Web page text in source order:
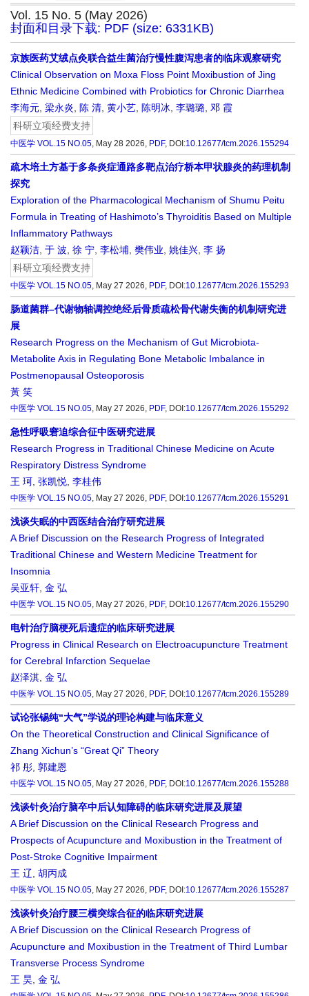
Vol. 15 No. 5 (May 2026)
封面和目录下载: PDF (size: 6331KB)
京族医药艾绒点灸联合益生菌治疗慢性腹泻患者的临床观察研究
Clinical Observation on Moxa Floss Point Moxibustion of Jing
Ethnic Medicine Combined with Probiotics for Chronic Diarrhea
李海元 梁永炎 陈 清 黄小艺 陈明冰 李璐璐 邓 霞
科研立项经费支持
中医学 VOL.15 NO.05, May 28 2026, PDF, DOI:10.12677/tcm.2026.155294
疏木培土方基于多条炎症通路多靶点治疗桥本甲状腺炎的药理机制
探究
Exploration of the Pharmacological Mechanism of Shumu Peitu
Formula in Treating of Hashimoto’s Thyroiditis Based on Multiple
Inflammatory Pathways
赵颖洁 于 波 徐 宁 李松埔 樊伟业 姚佳兴 李 扬
科研立项经费支持
中医学 VOL.15 NO.05, May 27 2026, PDF, DOI:10.12677/tcm.2026.155293
肠道菌群–代谢物轴调控绝经后骨质疏松骨代谢失衡的机制研究进
展
Research Progress on the Mechanism of Gut Microbiota-
Metabolite Axis in Regulating Bone Metabolic Imbalance in
Postmenopausal Osteoporosis
黃 笑
中医学 VOL.15 NO.05, May 27 2026, PDF, DOI:10.12677/tcm.2026.155292
急性呼吸窘迫综合征中医研究进展
Research Progress in Traditional Chinese Medicine on Acute
Respiratory Distress Syndrome
王 珂 张凯悦 李桂伟
中医学 VOL.15 NO.05, May 27 2026, PDF, DOI:10.12677/tcm.2026.155291
浅谈失眠的中西医结合治疗研究进展
A Brief Discussion on the Research Progress of Integrated
Traditional Chinese and Western Medicine Treatment for
Insomnia
吴亚轩 金 弘
中医学 VOL.15 NO.05, May 27 2026, PDF, DOI:10.12677/tcm.2026.155290
电针治疗脑梗死后遗症的临床研究进展
Progress in Clinical Research on Electroacupuncture Treatment
for Cerebral Infarction Sequelae
赵泽淇 金 弘
中医学 VOL.15 NO.05, May 27 2026, PDF, DOI:10.12677/tcm.2026.155289
试论张锡纯“大气”学说的理论构建与临床意义
On the Theoretical Construction and Clinical Significance of
Zhang Xichun’s “Great Qi” Theory
祁 彤 郭建恩
中医学 VOL.15 NO.05, May 27 2026, PDF, DOI:10.12677/tcm.2026.155288
浅谈针灸治疗脑卒中后认知障碍的临床研究进展及展望
A Brief Discussion on the Clinical Research Progress and
Prospects of Acupuncture and Moxibustion in the Treatment of
Post-Stroke Cognitive Impairment
王 辽 胡丙成
中医学 VOL.15 NO.05, May 27 2026, PDF, DOI:10.12677/tcm.2026.155287
浅谈针灸治疗腰三横突综合征的临床研究进展
A Brief Discussion on the Clinical Research Progress of
Acupuncture and Moxibustion in the Treatment of Third Lumbar
Transverse Process Syndrome
王 昊 金 弘